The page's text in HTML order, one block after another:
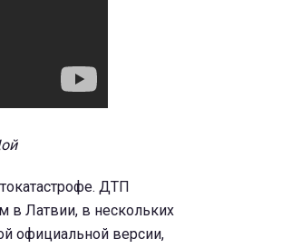
ДТП
в Латвии, в нескольких
официальной версии,